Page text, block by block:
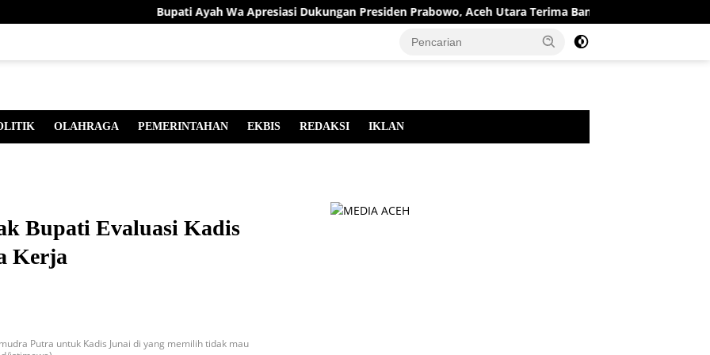
Bupati Ayah Wa Apresiasi Dukungan Presiden Prabowo, Aceh Utara Terima Bantuan Rehabilitasi Sektor
OLAHRAGA PEMERINTAHAN EKBIS REDAKSI IKLAN
Bupati Evaluasi Kadis
Kerja
Putra untuk Kadis Junai di yang memilih tidak mau